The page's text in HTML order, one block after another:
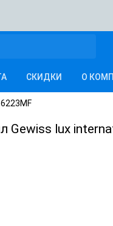
СКИДКИ О
Gewiss lux